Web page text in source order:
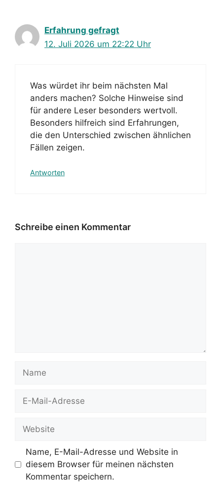
Erfahrung gefragt
12. Juli 2026 um 22:22 Uhr
Was würdet ihr beim nächsten Mal
anders machen? Solche Hinweise sind
für andere Leser besonders wertvoll.
Besonders hilfreich sind Erfahrungen,
die den Unterschied zwischen ähnlichen
Fällen zeigen.
Antworten
Schreibe einen Kommentar
Mail-
Name, E-Mail-Adresse und Website in
diesem Browser für meinen nächsten
Kommentar speichern.